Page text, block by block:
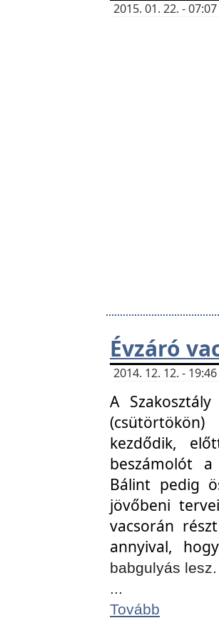
2015. 01. 22. -
Évzáró
2014. 12. 12. -
A
kezdődik,
beszámolót
Bálint pedig
jövőbeni
vacsorán
annyival,
babgulyás
...
Tovább